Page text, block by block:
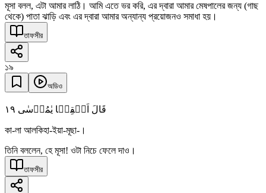
মূসা বলল, এটা আমার লাঠি। আমি এতে ভর করি, এর দ্বারা আমার মেষপালের জন্য (গাছ
থেকে) পাতা ঝাড়ি এবং এর দ্বারা আমার অন্যান্য প্রয়োজনও সমাধা হয়।
তাফসীর
১৯
অডিও
قَالَ اَلۡقِہَا یٰمُوۡسٰی ١٩
কা-লা আলকিহা-ইয়া-মূছা-।
তিনি বললেন, হে মূসা! ওটা নিচে ফেলে দাও।
তাফসীর